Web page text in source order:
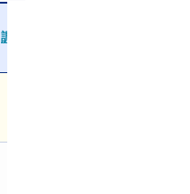
調査・認定結果